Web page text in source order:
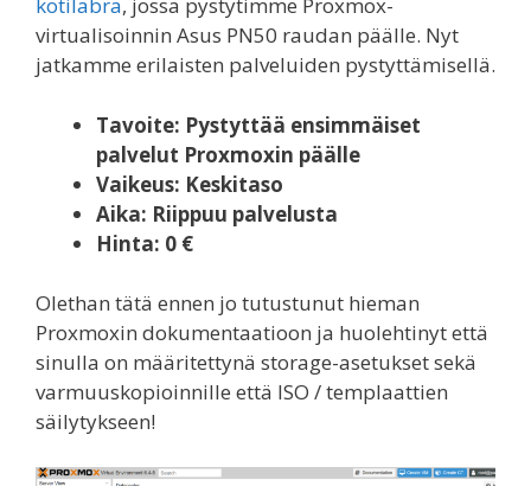
kotilabra, jossa pystytimme Proxmox-
virtualisoinnin Asus PN50 raudan päälle. Nyt
jatkamme erilaisten palveluiden pystyttämisellä.
Tavoite: Pystyttää ensimmäiset
palvelut Proxmoxin päälle
Vaikeus: Keskitaso
Aika: Riippuu palvelusta
Hinta: 0 €
Olethan tätä ennen jo tutustunut hieman
Proxmoxin dokumentaatioon ja huolehtinyt että
sinulla on määritettynä storage-asetukset sekä
varmuuskopioinnille että ISO / templaattien
säilytykseen!